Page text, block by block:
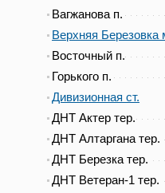
Вагжанова п.
Верхняя Березовка
Восточный п.
Горького п.
Дивизионная ст.
ДНТ Актер тер.
ДНТ Алтаргана тер.
ДНТ Березка тер.
ДНТ Ветеран-1 тер.